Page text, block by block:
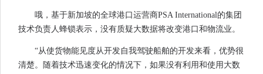
哦，基于新加坡的全球港口运营商PSA International的集团
技术负责人蜂锁表示，没有质疑大数据将改变港口和物流业。
“从使货物能见度从开发自我驾驶船舶的开发来看，优势很
清楚。随着技术迅速变化的情况下，如果没有利用和使用大数